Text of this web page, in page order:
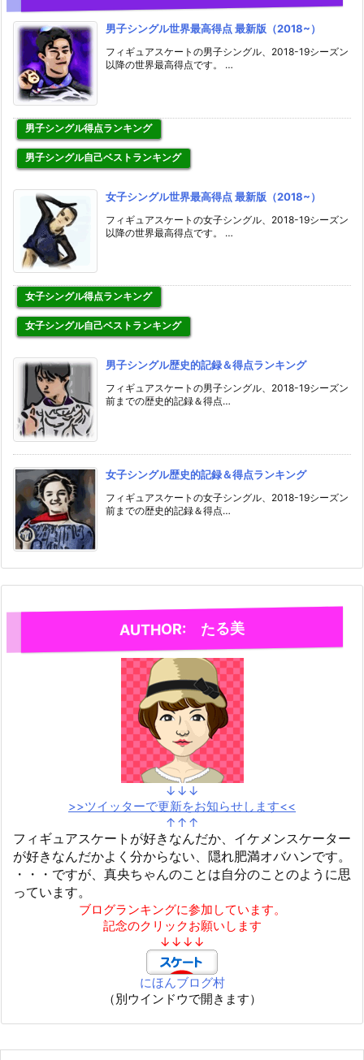
男子シングル世界最高得点 最新版（2018~）
フィギュアスケートの男子シングル、2018-19シーズン
以降の世界最高得点です。 …
男子シングル得点ランキング
男子シングル自己ベストランキング
女子シングル世界最高得点 最新版（2018~）
フィギュアスケートの女子シングル、2018-19シーズン
以降の世界最高得点です。 …
女子シングル得点ランキング
女子シングル自己ベストランキング
男子シングル歴史的記録＆得点ランキング
フィギュアスケートの男子シングル、2018-19シーズン
前までの歴史的記録＆得点…
女子シングル歴史的記録＆得点ランキング
フィギュアスケートの女子シングル、2018-19シーズン
前までの歴史的記録＆得点…
AUTHOR: たる美
↓↓↓
>>ツイッターで更新をお知らせします<<
↑↑↑
フィギュアスケートが好きなんだか、イケメンスケーター
が好きなんだかよく分からない、隠れ肥満オバハンです。
・・・ですが、真央ちゃんのことは自分のことのように思
っています。
ブログランキングに参加しています。
記念のクリックお願いします
↓↓↓↓
にほんブログ村
（別ウインドウで開きます）